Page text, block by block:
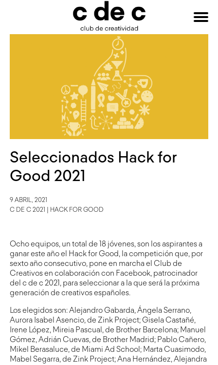
HAZTE
Seleccionados Hack for
Good 2021
9 ABRIL, 2021
C DE C 2021
HACK FOR GOOD
Ocho equipos, un total de 18 jóvenes, son los aspirantes a
ganar este año el Hack for Good, la competición que, por
sexto año consecutivo, pone en marcha el Club de
Creativos en colaboración con Facebook, patrocinador
del c de c 2021, para seleccionar a la que será la próxima
generación de creativos españoles.
Los elegidos son: Alejandro Gabarda, Ángela Serrano,
Aurora Isabel Asencio, de Zink Project; Gisela Castañé,
Irene López, Mireia Pascual, de Brother Barcelona; Manuel
Gómez, Adrián Cuevas, de Brother Madrid; Pablo Cañero,
Mikel Berasaluce, de Miami Ad School; Marta Cuasimodo,
Mabel Segarra, de Zink Project; Ana Hernández, Alejandra